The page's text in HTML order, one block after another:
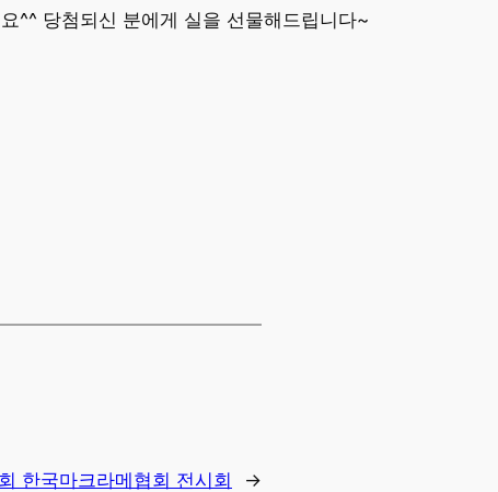
^^ 당첨되신 분에게 실을 선물해드립니다~
한국마크라메협회 전시회 →